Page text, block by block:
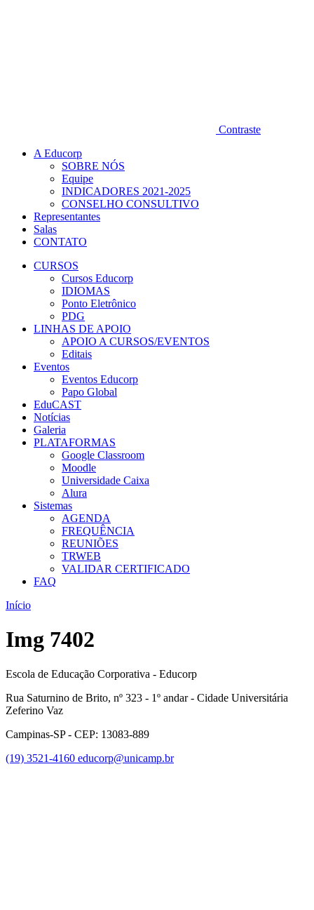
Contraste
A Educorp
SOBRE NÓS
Equipe
INDICADORES 2021-2025
CONSELHO CONSULTIVO
Representantes
Salas
CONTATO
CURSOS
Cursos Educorp
IDIOMAS
Ponto Eletrônico
PDG
LINHAS DE APOIO
APOIO A CURSOS/EVENTOS
Editais
Eventos
Eventos Educorp
Papo Global
EduCAST
Notícias
Galeria
PLATAFORMAS
Google Classroom
Moodle
Universidade Caixa
Alura
Sistemas
AGENDA
FREQUÊNCIA
REUNIÕES
TRWEB
VALIDAR CERTIFICADO
FAQ
Início
Img 7402
Escola de Educação Corporativa - Educorp
Rua Saturnino de Brito, nº 323 - 1º andar - Cidade Universitária
Zeferino Vaz
Campinas-SP - CEP: 13083-889
(19) 3521-4160 educorp@unicamp.br